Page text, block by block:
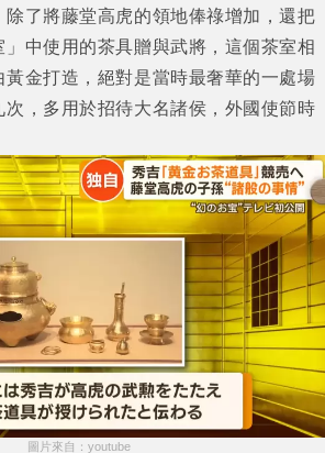
了將藤堂高虎的領地俸祿增加，還把
」中使用的茶具贈與武將，這個茶室相
金打造，絕對是當時最奢華的一處場
次，多用於招待大名諸侯，外國使節時
圖片來自：youtube